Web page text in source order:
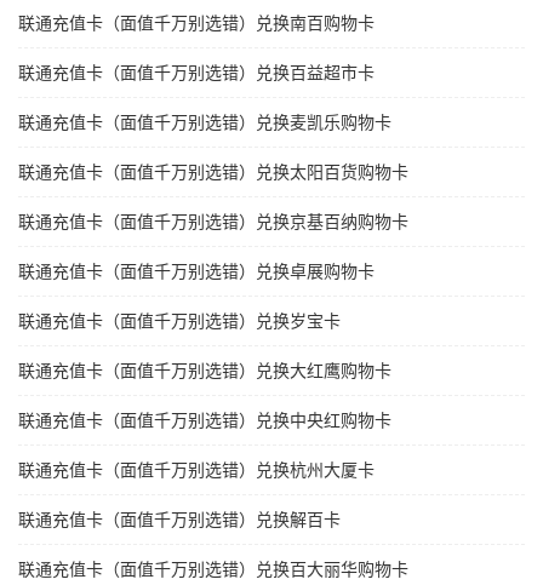
联通充值卡（面值千万别选错）兑换南百购物卡
联通充值卡（面值千万别选错）兑换百益超市卡
联通充值卡（面值千万别选错）兑换麦凯乐购物卡
联通充值卡（面值千万别选错）兑换太阳百货购物卡
联通充值卡（面值千万别选错）兑换京基百纳购物卡
联通充值卡（面值千万别选错）兑换卓展购物卡
联通充值卡（面值千万别选错）兑换岁宝卡
联通充值卡（面值千万别选错）兑换大红鹰购物卡
联通充值卡（面值千万别选错）兑换中央红购物卡
联通充值卡（面值千万别选错）兑换杭州大厦卡
联通充值卡（面值千万别选错）兑换解百卡
联通充值卡（面值千万别选错）兑换百大丽华购物卡